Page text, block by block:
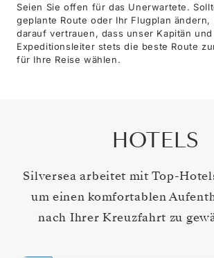
Seien Sie offen für das Unerwartete.
geplante Route oder Ihr Flugplan ändern,
darauf vertrauen, dass unser Kapitän und
Expeditionsleiter stets die beste Route
für Ihre Reise wählen.
HOTELS
Silversea arbeitet mit Top-
um einen komfortablen
nach Ihrer Kreuzfahrt zu